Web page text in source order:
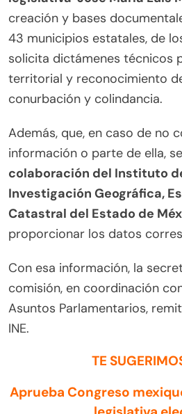
creación y bases
43 municipios estatales, de
solicita dictámenes técnicos
territorial y reconocimiento
conurbación y colindancia.
Además, que, en caso de no
información o parte de ella, se
colaboración del Instituto
Investigación Geográfica,
Catastral del Estado de
proporcionar los datos
Con esa información, la
comisión, en coordinación
Asuntos Parlamentarios,
INE.
TE
Aprueba Congreso